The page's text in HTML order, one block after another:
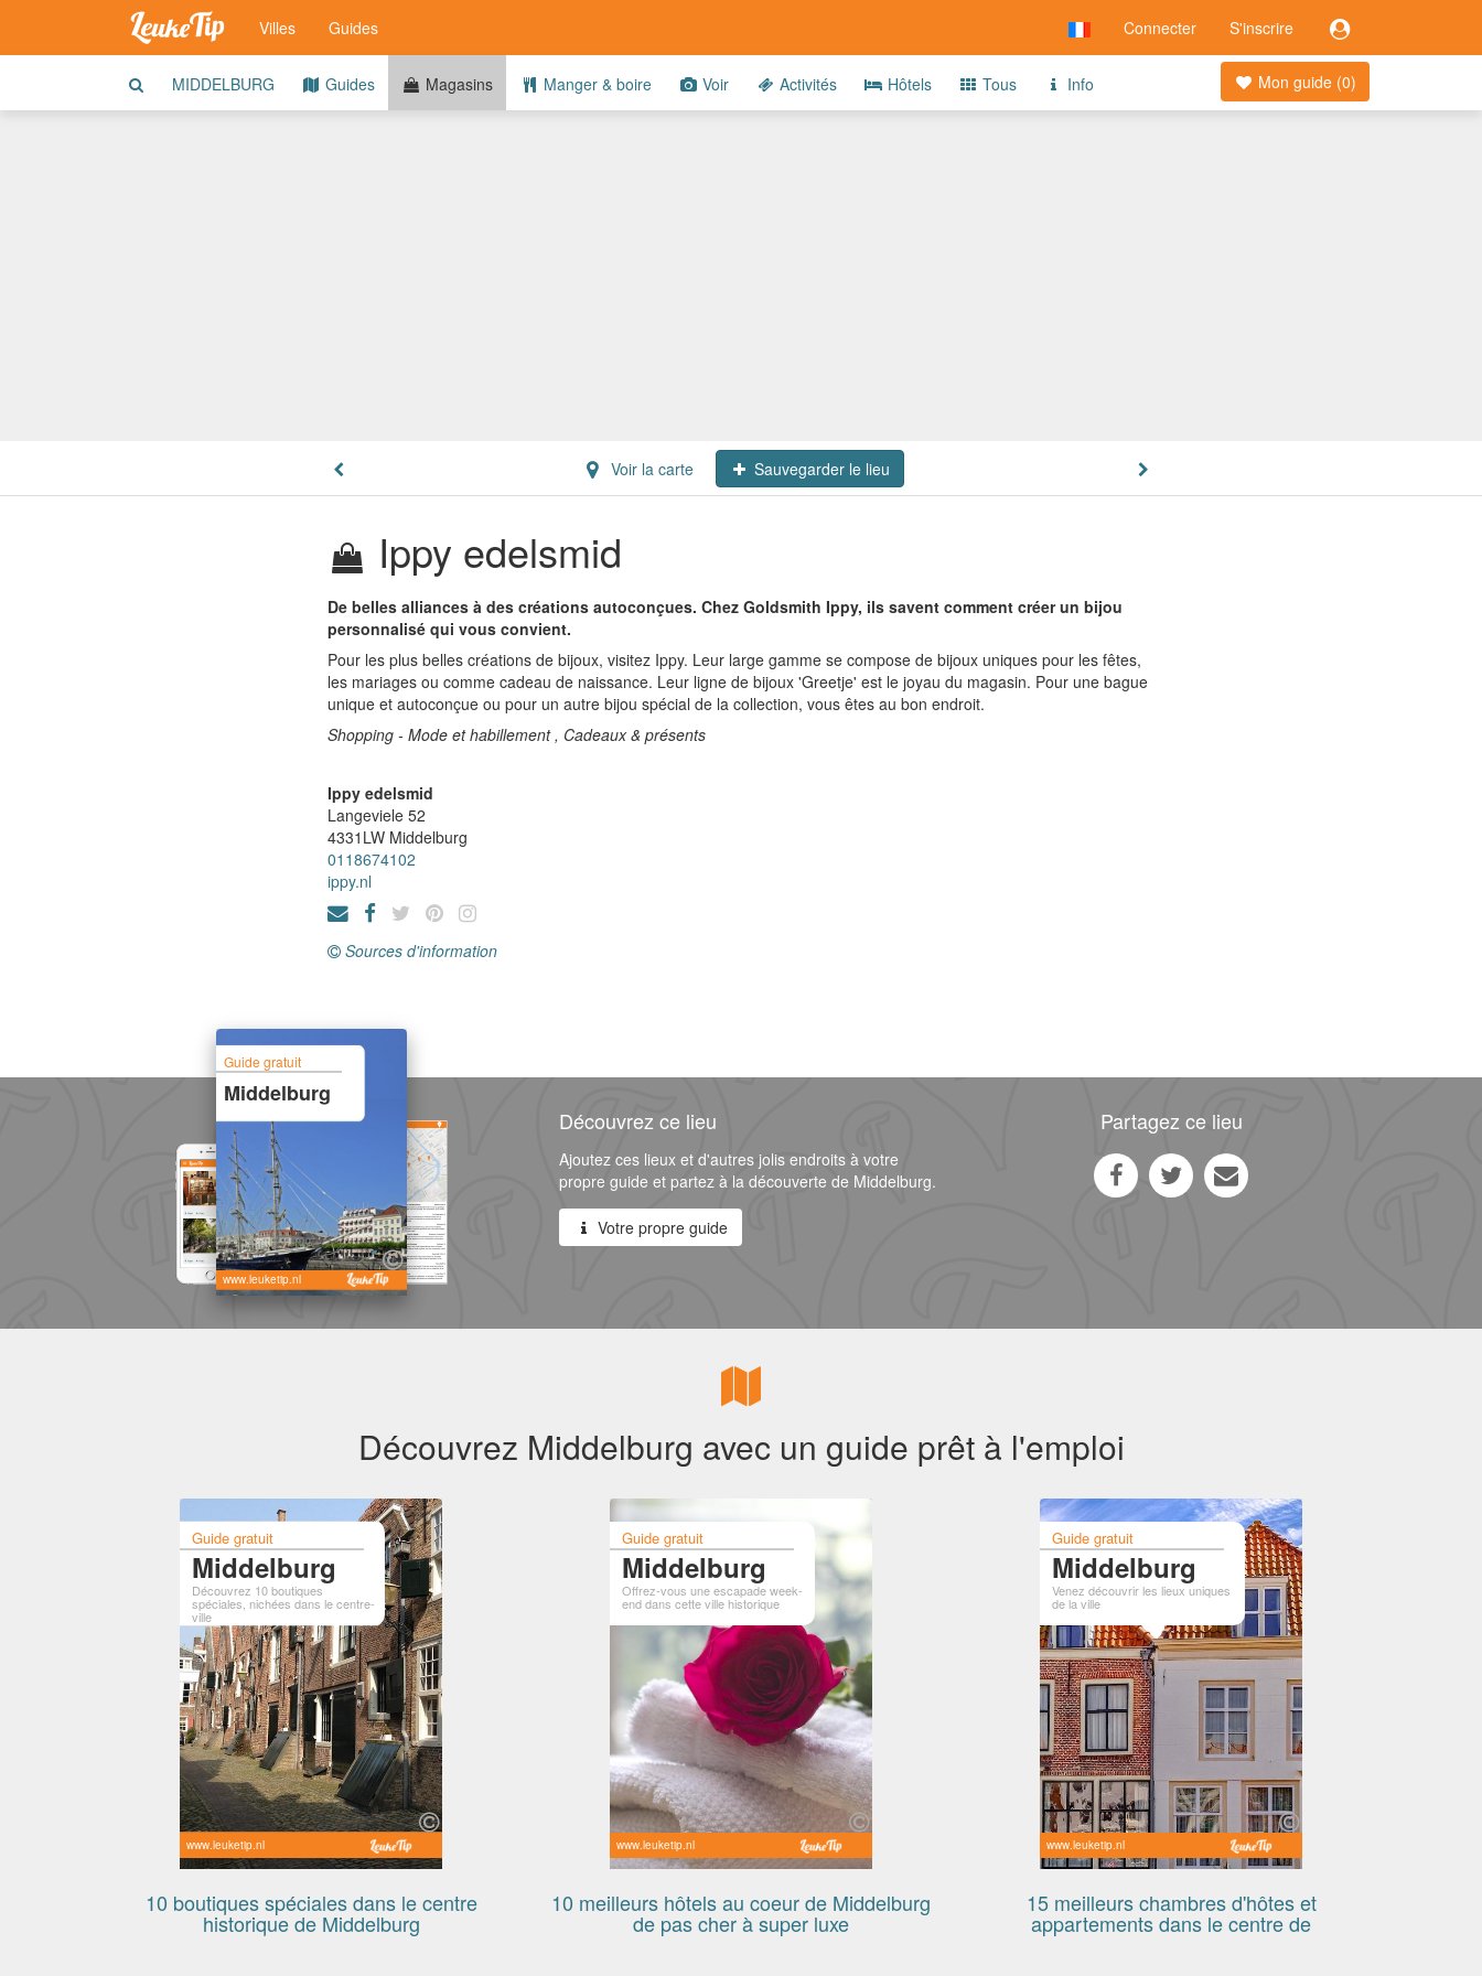
Connecter S'inscrire
Villes Guides
Mon guide (0)
MIDDELBURG Guides Magasins Manger & boire Voir Activités Hôtels Tous Info
Voir la carte Sauvegarder le lieu
Ippy edelsmid
De belles alliances à des créations autoconçues. Chez Goldsmith Ippy, ils savent comment créer un bijou
personnalisé qui vous convient.
Pour les plus belles créations de bijoux, visitez Ippy. Leur large gamme se compose de bijoux uniques pour les fêtes,
les mariages ou comme cadeau de naissance. Leur ligne de bijoux 'Greetje' est le joyau du magasin. Pour une bague
unique et autoconçue ou pour un autre bijou spécial de la collection, vous êtes au bon endroit.
Shopping - Mode et habillement , Cadeaux & présents
Ippy edelsmid
Langeviele 52
4331LW Middelburg
0118674102
ippy.nl
Sources d'information
Guide gratuit
Middelburg
www.leuketip.nl
Découvrez ce lieu
Ajoutez ces lieux et d'autres jolis endroits à votre
propre guide et partez à la découverte de Middelburg.
Votre propre guide
Partagez ce lieu
Découvrez Middelburg avec un guide prêt à l'emploi
Guide gratuit
Middelburg
Découvrez 10 boutiques
spéciales, nichées dans le centre-
ville
www.leuketip.nl
10 boutiques spéciales dans le centre
historique de Middelburg
Guide gratuit
Middelburg
Offrez-vous une escapade week-
end dans cette ville historique
www.leuketip.nl
10 meilleurs hôtels au coeur de Middelburg
de pas cher à super luxe
Guide gratuit
Middelburg
Venez découvrir les lieux uniques
de la ville
www.leuketip.nl
15 meilleurs chambres d'hôtes et
appartements dans le centre de